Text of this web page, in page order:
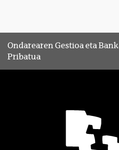
Ondarearen Gestioa eta
Pribatua